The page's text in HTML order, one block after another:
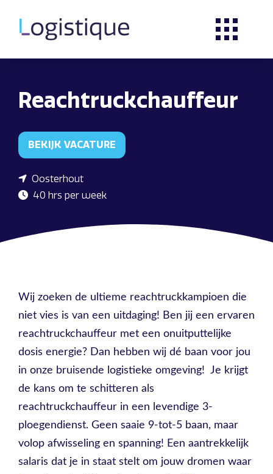
Reachtruckchauffeur
BEKIJK VACATURE
Oosterhout
40 hrs per week
Wij zoeken de ultieme reachtruckkampioen die
niet vies is van een uitdaging! Ben jij een ervaren
reachtruckchauffeur met een onuitputtelijke
dosis energie? Dan hebben wij dé baan voor jou
in onze bruisende logistieke omgeving! Je krijgt
de kans om te schitteren als
reachtruckchauffeur in een levendige 3-
ploegendienst. Geen saaie 9-tot-5 baan, maar
volop afwisseling en spanning! Een aantrekkelijk
salaris dat je in staat stelt om jouw dromen waar